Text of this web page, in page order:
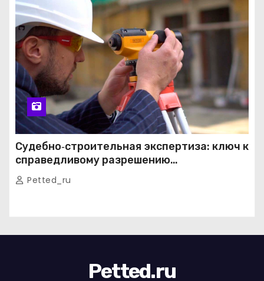
Судебно‑строительная экспертиза: ключ к
справедливому разрешению
строительных споров
Petted_ru
Petted.ru